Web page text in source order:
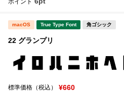
macOS True Type Font 角ゴシック
22 グランプリ
標準価格（税込） ¥660